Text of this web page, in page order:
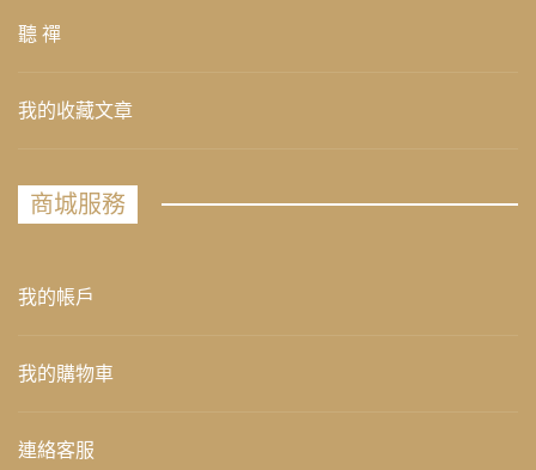
聽 禪
我的收藏文章
商城服務
我的帳戶
我的購物車
連絡客服